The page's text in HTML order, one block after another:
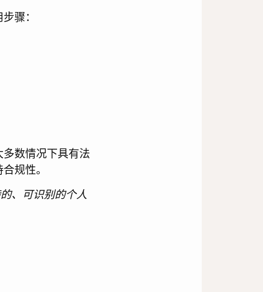
骤：
数情况下具有法
规性。
、可识别的个人